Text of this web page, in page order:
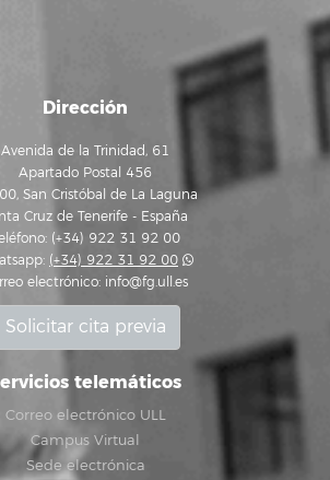
Dirección
Avenida de la Trinidad, 61
Apartado Postal 456
San Cristóbal de La Laguna
Cruz de Tenerife - España
(+34) 922 31 92 00
(+34) 922 31 92 00
electrónico: info@fg.ull.es
Solicitar cita previa
telemáticos
Correo electrónico ULL
Campus Virtual
Sede electrónica